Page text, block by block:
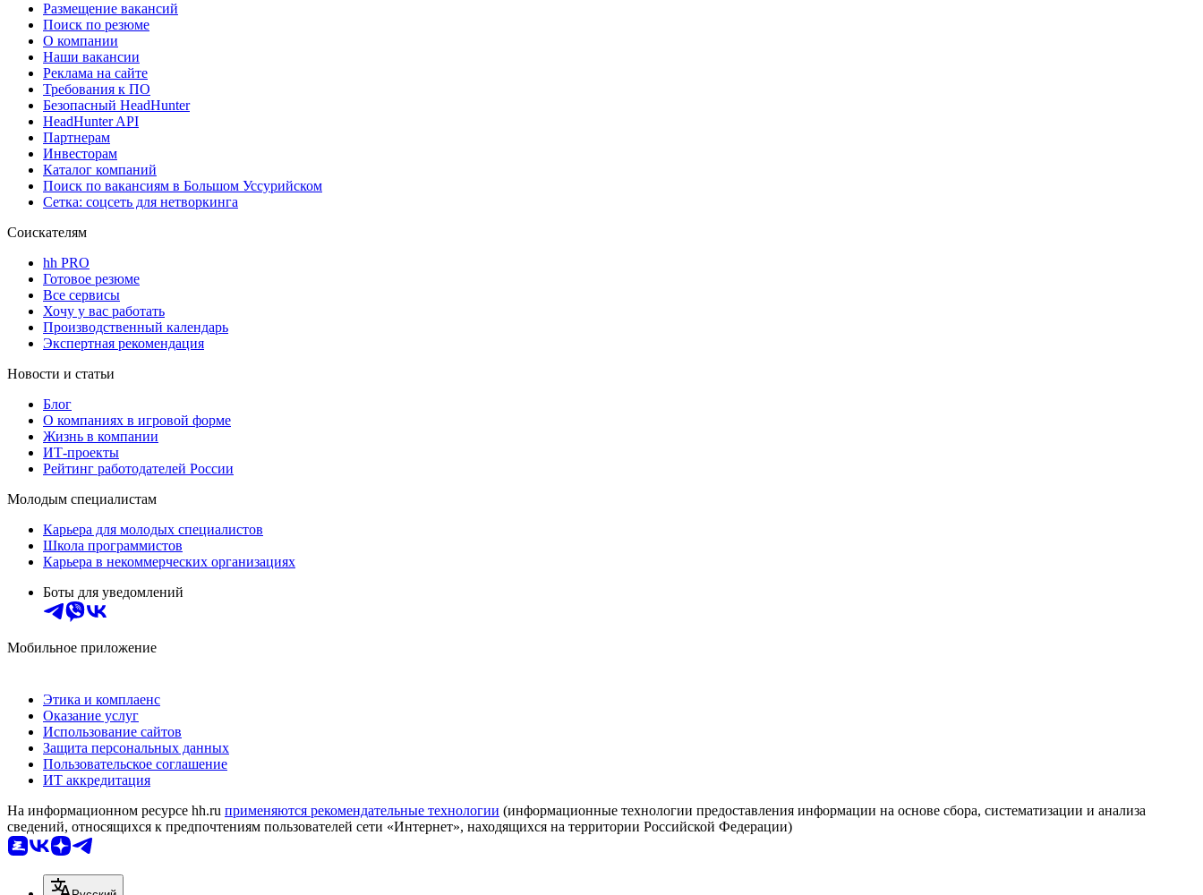
Размещение вакансий
Поиск по резюме
О компании
Наши вакансии
Реклама на сайте
Требования к ПО
Безопасный HeadHunter
HeadHunter API
Партнерам
Инвесторам
Каталог компаний
Поиск по вакансиям в Большом Уссурийском
Сетка: соцсеть для нетворкинга
Соискателям
hh PRO
Готовое резюме
Все сервисы
Хочу у вас работать
Производственный календарь
Экспертная рекомендация
Новости и статьи
Блог
О компаниях в игровой форме
Жизнь в компании
ИТ-проекты
Рейтинг работодателей России
Молодым специалистам
Карьера для молодых специалистов
Школа программистов
Карьера в некоммерческих организациях
Боты для уведомлений
Мобильное приложение
Этика и комплаенс
Оказание услуг
Использование сайтов
Защита персональных данных
Пользовательское соглашение
ИТ аккредитация
На информационном ресурсе hh.ru применяются рекомендательные технологии (информационные технологии предоставления информации на основе сбора, систематизации и анализа
сведений, относящихся к предпочтениям пользователей сети «Интернет», находящихся на территории Российской Федерации)